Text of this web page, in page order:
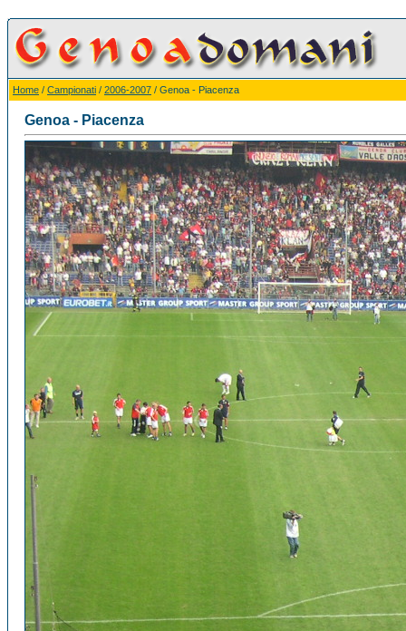
Home / Campionati / 2006-2007 / Genoa - Piacenza
Genoa - Piacenza